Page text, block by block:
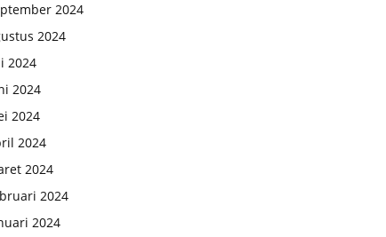
2024
2024
2024
2024
2024
2024
2024
2024
2024